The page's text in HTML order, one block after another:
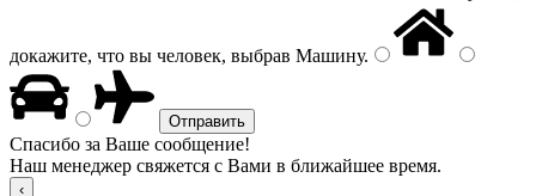
докажите, что вы человек, выбрав Машину.
Спасибо за Ваше сообщение!
Наш менеджер свяжется с Вами в ближайшее время.